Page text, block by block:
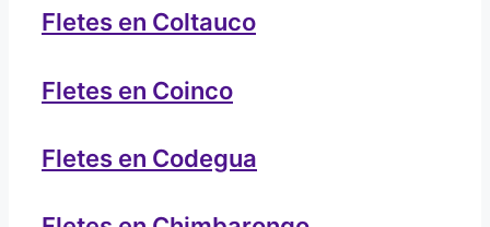
Fletes en Coltauco
Fletes en Coinco
Fletes en Codegua